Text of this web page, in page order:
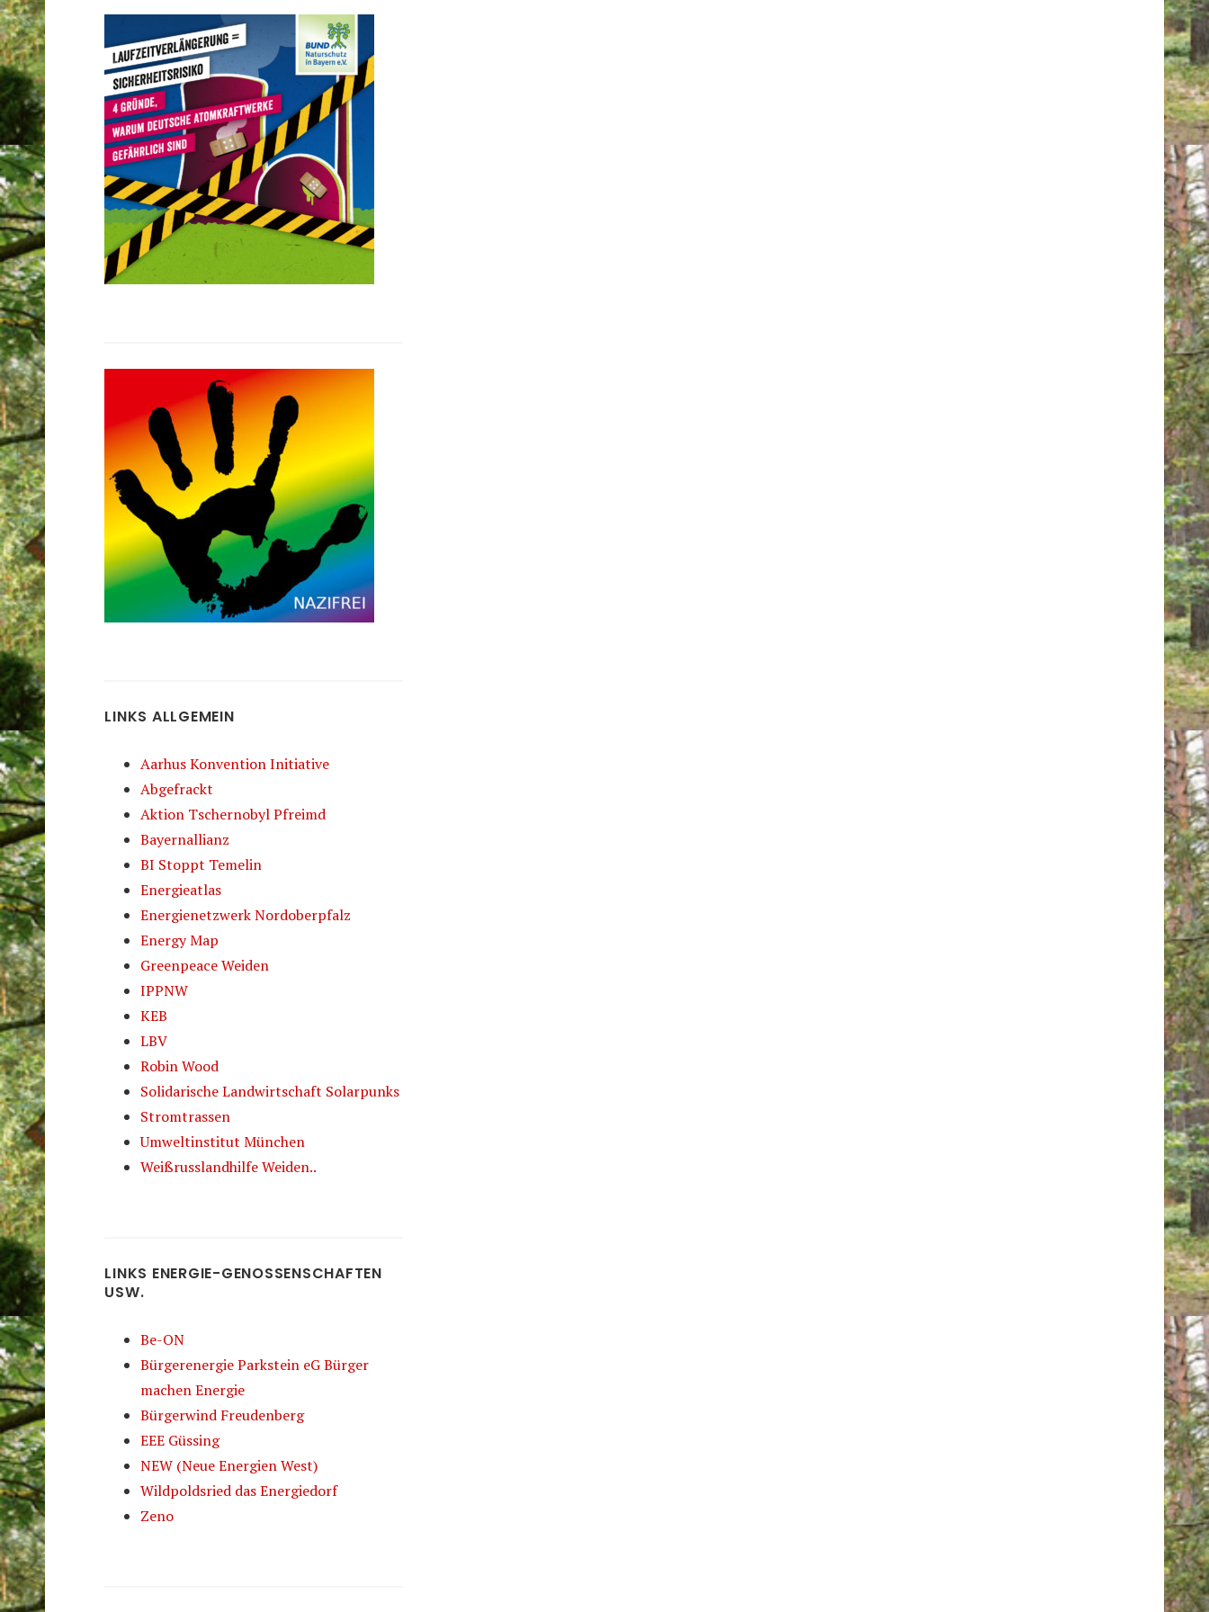
LINKS ALLGEMEIN
Aarhus Konvention Initiative
Abgefrackt
Aktion Tschernobyl Pfreimd
Bayernallianz
BI Stoppt Temelin
Energieatlas
Energienetzwerk Nordoberpfalz
Energy Map
Greenpeace Weiden
IPPNW
KEB
LBV
Robin Wood
Solidarische Landwirtschaft Solarpunks
Stromtrassen
Umweltinstitut München
Weißrusslandhilfe Weiden..
LINKS ENERGIE-GENOSSENSCHAFTEN
USW.
Be-ON
Bürgerenergie Parkstein eG Bürger
machen Energie
Bürgerwind Freudenberg
EEE Güssing
NEW (Neue Energien West)
Wildpoldsried das Energiedorf
Zeno